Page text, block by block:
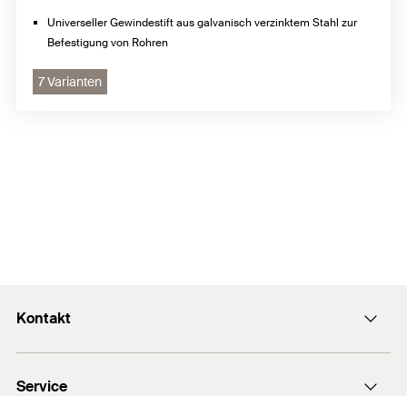
Universeller Gewindestift aus galvanisch verzinktem Stahl zur
Befestigung von Rohren
7 Varianten
Kontakt
Service